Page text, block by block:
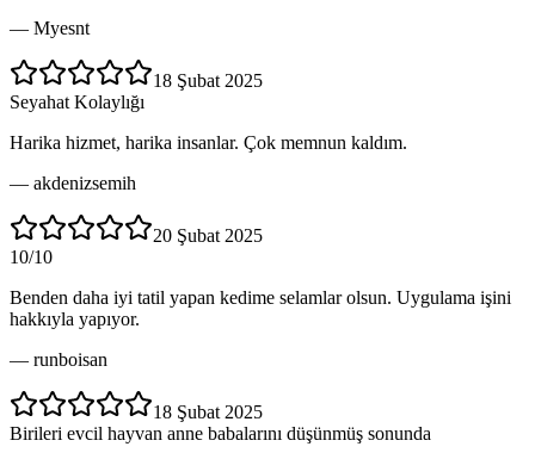
— Myesnt
18 Şubat 2025
Seyahat Kolaylığı
Harika hizmet, harika insanlar. Çok memnun kaldım.
— akdenizsemih
20 Şubat 2025
10/10
Benden daha iyi tatil yapan kedime selamlar olsun. Uygulama işini
hakkıyla yapıyor.
— runboisan
18 Şubat 2025
Birileri evcil hayvan anne babalarını düşünmüş sonunda